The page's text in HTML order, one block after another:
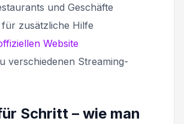
und Geschäfte
zusätzliche Hilfe
Website
verschiedenen Streaming-
Schritt – wie man